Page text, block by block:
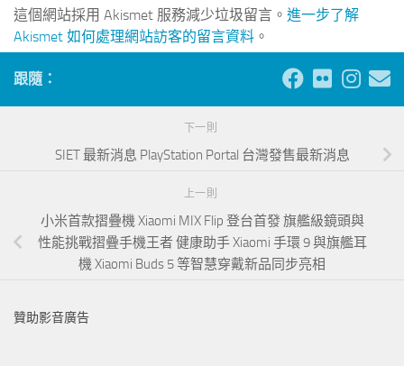
這個網站採用 Akismet 服務減少垃圾留言。 進一步了解
Akismet 如何處理網站訪客的留言資料 。
跟隨：
下一則
SIET 最新消息 PlayStation Portal 台灣發售最新消息
上一則
小米首款摺疊機 Xiaomi MIX Flip 登台首發 旗艦級鏡頭與
性能挑戰摺疊手機王者 健康助手 Xiaomi 手環 9 與旗艦耳
機 Xiaomi Buds 5 等智慧穿戴新品同步亮相
贊助影音廣告